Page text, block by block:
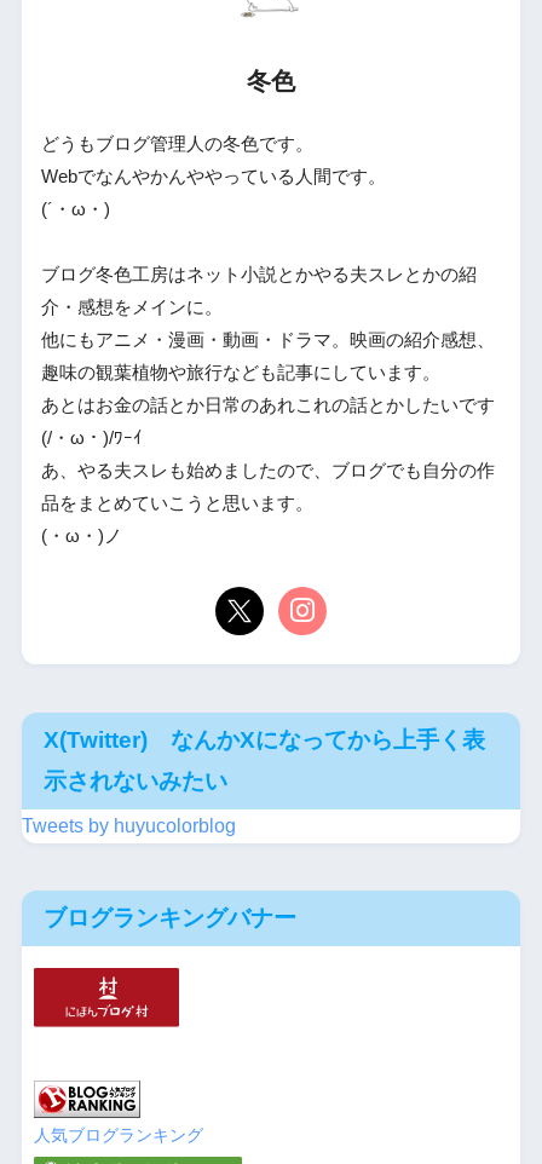
冬色
どうもブログ管理人の冬色です。
Webでなんやかんややっている人間です。
(´・ω・)
ブログ冬色工房はネット小説とかやる夫スレとかの紹
介・感想をメインに。
他にもアニメ・漫画・動画・ドラマ。映画の紹介感想、
趣味の観葉植物や旅行なども記事にしています。
あとはお金の話とか日常のあれこれの話とかしたいです
(/・ω・)/ﾜｰｲ
あ、やる夫スレも始めましたので、ブログでも自分の作
品をまとめていこうと思います。
(・ω・)ノ
X(Twitter) なんかXになってから上手く表
示されないみたい
Tweets by huyucolorblog
ブログランキングバナー
人気ブログランキング